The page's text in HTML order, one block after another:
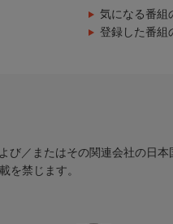
気になる番組
登録した番組
／またはその関連会社の日本
を禁じます。